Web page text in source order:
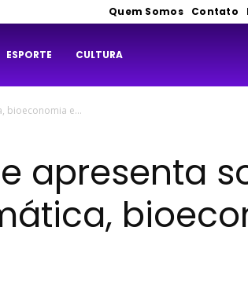
Quem Somos Contato
ESPORTE CULTURA
bioeconomia e...
apresenta